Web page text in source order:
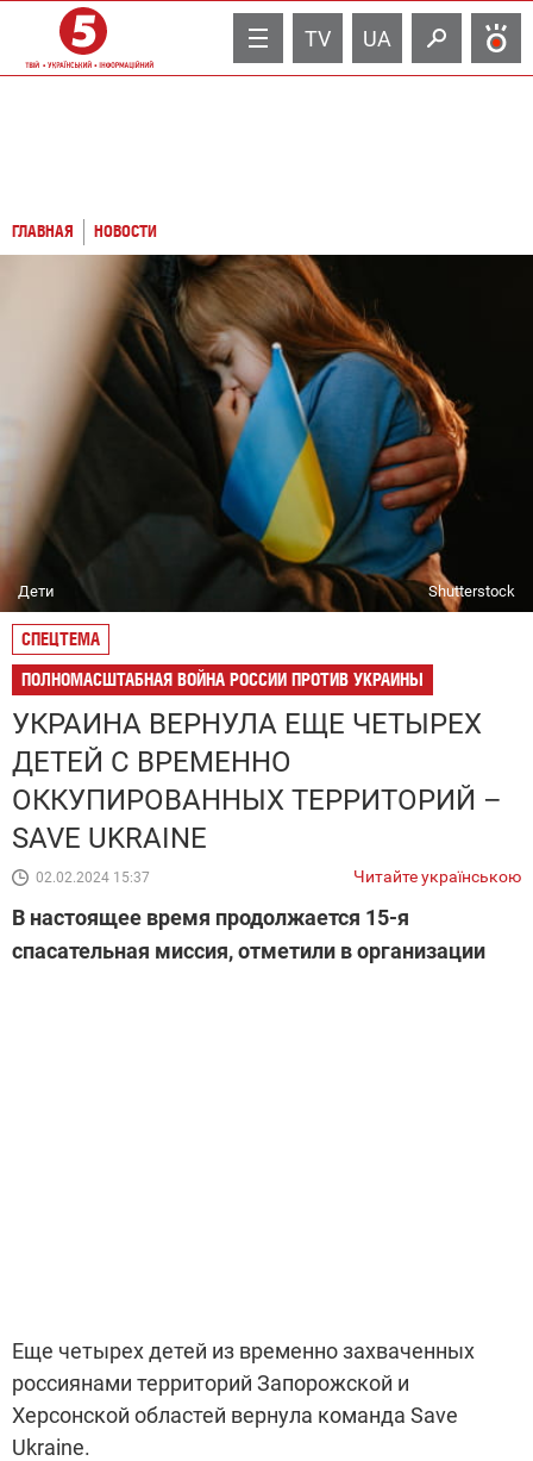
TV UA
ГЛАВНАЯ НОВОСТИ
Дети Shutterstock
СПЕЦТЕМА
ПОЛНОМАСШТАБНАЯ ВОЙНА РОССИИ ПРОТИВ УКРАИНЫ
УКРАИНА ВЕРНУЛА ЕЩЕ ЧЕТЫРЕХ
ДЕТЕЙ С ВРЕМЕННО
ОККУПИРОВАННЫХ ТЕРРИТОРИЙ –
SAVE UKRAINE
02.02.2024 15:37 Читайте українською
В настоящее время продолжается 15-я
спасательная миссия, отметили в организации
Еще четырех детей из временно захваченных
россиянами территорий Запорожской и
Херсонской областей вернула команда Save
Ukraine.